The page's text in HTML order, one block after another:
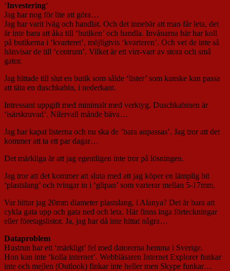
‘Investering‘
Jag har nog för lite att göra…
Jag har varit iväg och handlat. Och det innebär att man får leta, det
är inte bara att åka till ‘butiken’ och handla. Invånarna här har koll
på butikerna i ‘kvarteret’, möjligtvis ‘kvarteren’. Och vet de inte så
hänvisar de till ‘centrum’. Vilket är ett virr-varr av stora och små
gator.
Jag hittade till slut en butik som sålde ‘lister’ som kanske kan passa
att täta en duschkabin, i nederkant.
Intressant uppgift med minimalt med verktyg. Duschkabinen är
‘isärskruvad’. Nilervall månde bäva…
Jag har kapat listerna och nu ska de ‘bara anpassas’. Jag tror att det
kommer att ta ett par dagar…
Det märkliga är att jag egentligen inte tror på lösningen.
Jag tror att det kommer att sluta med att jag köper en lämplig bit
‘plastslang’ och tvingar in i ‘glipan’ som varierar mellan 5-17mm.
Var hittar jag 20mm diameter plastslang, i Alanya? Det är bara att
cykla gata upp och gata ned och leta. Här finns inga förteckningar
eller företagslistor. Ja, jag har då inte hittat några…
Dataproblem
Hustrun har ett ‘märkligt’ fel med datorerna hemma i Sverige.
Hon kan inte ‘kolla internet’. Webbläsaren Internet Explorer funkar
inte och mejlen (Outlook) finkar inte heller men Skype funkar…